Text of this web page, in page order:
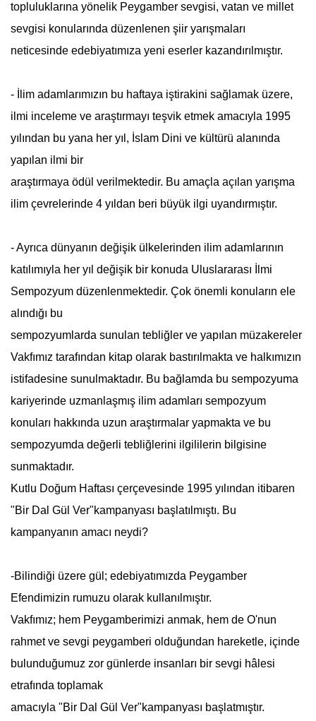
topluluklarına yönelik Peygamber sevgisi, vatan ve millet
sevgisi konularında düzenlenen şiir yarışmaları
neticesinde edebiyatımıza yeni eserler kazandırılmıştır.
- İlim adamlarımızın bu haftaya iştirakini sağlamak üzere,
ilmi inceleme ve araştırmayı teşvik etmek amacıyla 1995
yılından bu yana her yıl, İslam Dini ve kültürü alanında
yapılan ilmi bir
araştırmaya ödül verilmektedir. Bu amaçla açılan yarışma
ilim çevrelerinde 4 yıldan beri büyük ilgi uyandırmıştır.
- Ayrıca dünyanın değişik ülkelerinden ilim adamlarının
katılımıyla her yıl değişik bir konuda Uluslararası İlmi
Sempozyum düzenlenmektedir. Çok önemli konuların ele
alındığı bu
sempozyumlarda sunulan tebliğler ve yapılan müzakereler
Vakfımız tarafından kitap olarak bastırılmakta ve halkımızın
istifadesine sunulmaktadır. Bu bağlamda bu sempozyuma
kariyerinde uzmanlaşmış ilim adamları sempozyum
konuları hakkında uzun araştırmalar yapmakta ve bu
sempozyumda değerli tebliğlerini ilgililerin bilgisine
sunmaktadır.
Kutlu Doğum Haftası çerçevesinde 1995 yılından itibaren
"Bir Dal Gül Ver"kampanyası başlatılmıştı. Bu
kampanyanın amacı neydi?
-Bilindiği üzere gül; edebiyatımızda Peygamber
Efendimizin rumuzu olarak kullanılmıştır.
Vakfımız; hem Peygamberimizi anmak, hem de O'nun
rahmet ve sevgi peygamberi olduğundan hareketle, içinde
bulunduğumuz zor günlerde insanları bir sevgi hâlesi
etrafında toplamak
amacıyla "Bir Dal Gül Ver"kampanyası başlatmıştır.